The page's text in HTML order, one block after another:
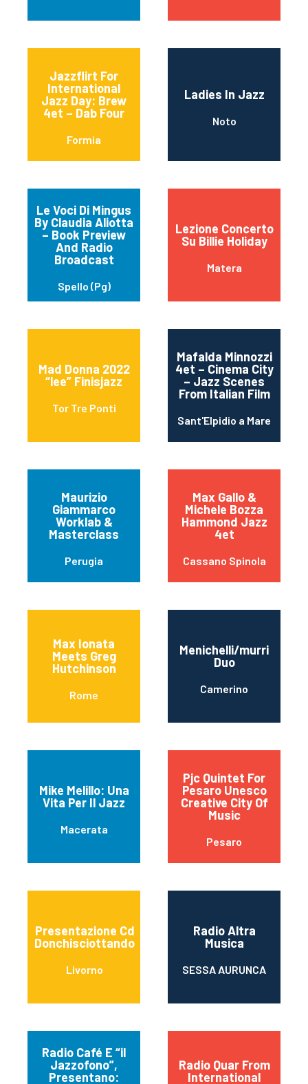
Jazzflirt For
International
Jazz Day: Brew
4et – Dab Four
Formia
Ladies In Jazz
Noto
Le Voci Di Mingus
By Claudia Aliotta
– Book Preview
And Radio
Broadcast
Spello (Pg)
Lezione Concerto
Su Billie Holiday
Matera
Mad Donna 2022
“lee” Finisjazz
Tor Tre Ponti
Mafalda Minnozzi
4et – Cinema City
– Jazz Scenes
From Italian Film
Sant'Elpidio a Mare
Maurizio
Giammarco
Worklab &
Masterclass
Perugia
Max Gallo &
Michele Bozza
Hammond Jazz
4et
Cassano Spinola
Max Ionata
Meets Greg
Hutchinson
Rome
Menichelli/murri
Duo
Camerino
Mike Melillo: Una
Vita Per Il Jazz
Macerata
Pjc Quintet For
Pesaro Unesco
Creative City Of
Music
Pesaro
Presentazione Cd
Donchisciottando
Livorno
Radio Altra
Musica
SESSA AURUNCA
Radio Café E “il
Jazzofono”,
Presentano:
Radio Quar From
International